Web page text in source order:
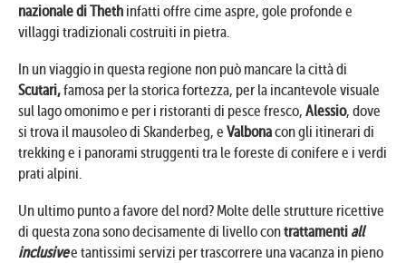
nazionale di Theth infatti offre cime aspre, gole profonde e
villaggi tradizionali costruiti in pietra.
In un viaggio in questa regione non può mancare la città di
Scutari,famosa per la storica fortezza, per la incantevole visuale
sul lago omonimo e per i ristoranti di pesce fresco, Alessio, dove
si trova il mausoleo di Skanderbeg, e Valbonacon gli itinerari di
trekking e i panorami struggenti tra le foreste di conifere e i verdi
prati alpini.
Un ultimo punto a favore del nord? Molte delle strutture ricettive
di questa zona sono decisamente di livello contrattamenti all
inclusivee tantissimi servizi per trascorrere una vacanza in pieno